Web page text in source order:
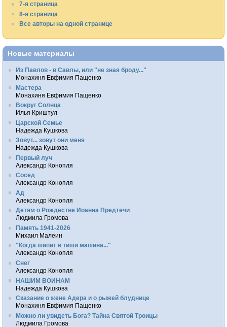
7-я страница
8-я страница
Все авторы на одной странице
Новые материалы
Из Павлов - в Савлы, или "не зная броду..."
Монахиня Евфимия Пащенко
Мастера
Монахиня Евфимия Пащенко
Вокруг Солнца
Илья Криштул
Царской Семье
Надежда Кушкова
Зовут... зовут они меня
Надежда Кушкова
Первый луч
Александр Конопля
Сосед
Александр Конопля
Ад
Александр Конопля
Детям о Рождестве Иоанна Предтечи
Людмила Громова
Память 1941-2026
Михаил Малеин
"Когда шипит в тиши машина..."
Александр Конопля
Снег
Александр Конопля
НАШИМ ВОИНАМ
Надежда Кушкова
Сказание о жене Адера и о рыжей блуднице
Монахиня Евфимия Пащенко
Можно ли увидеть Бога? Тайна Святой Троицы
Людмила Громова